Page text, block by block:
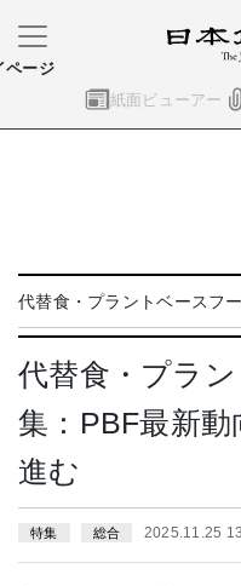
紙面ビューアー
ページ
代替食・プラントベースフ
代替食・プラ
集：PBF最新
進む
特集 総合 2025.11.25